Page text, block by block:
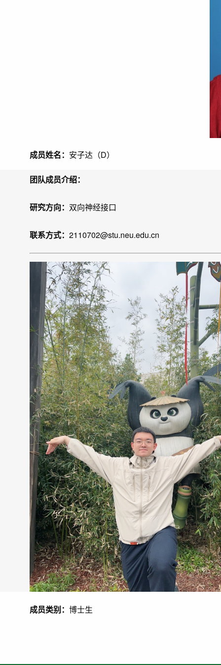
成员姓名： 安子达（D）
团队成员介绍：
研究方向： 双向神经接口
联系方式： 2110702@stu.neu.edu.cn
成员类别： 博士生